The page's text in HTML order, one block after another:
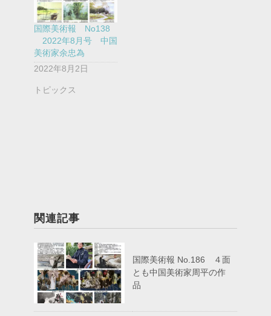
国際美術報 No138
2022年8月号 中国
美術家余忠為
2022年8月2日
トピックス
関連記事
国際美術報 No.186 ４面
とも中国美術家周平の作
品